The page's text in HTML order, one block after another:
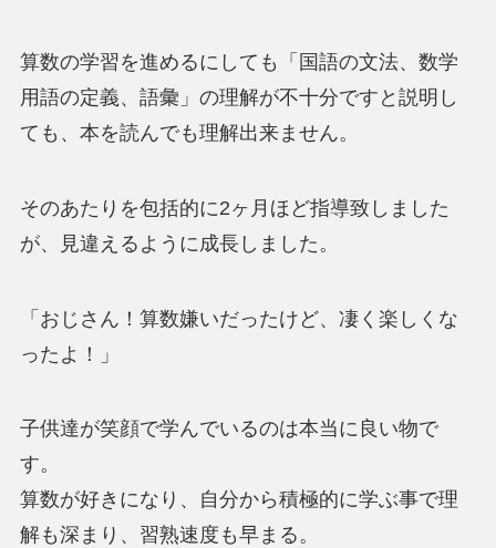
算数の学習を進めるにしても「国語の文法、数学
用語の定義、語彙」の理解が不十分ですと説明し
ても、本を読んでも理解出来ません。
そのあたりを包括的に2ヶ月ほど指導致しました
が、見違えるように成長しました。
「おじさん！算数嫌いだったけど、凄く楽しくな
ったよ！」
子供達が笑顔で学んでいるのは本当に良い物で
す。
算数が好きになり、自分から積極的に学ぶ事で理
解も深まり、習熟速度も早まる。